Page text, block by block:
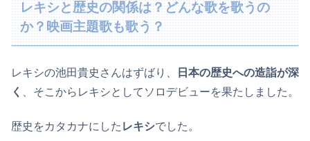
レキシと歴史の関係は？どんな歌を歌うの
か？映画主題歌も歌う？
レキシの池田貴史さんはずばり、
日本の歴史への造詣が深
く
、そこからレキシとしてソロデビューを果たしました。
歴史をカタカナにした レキシでした。